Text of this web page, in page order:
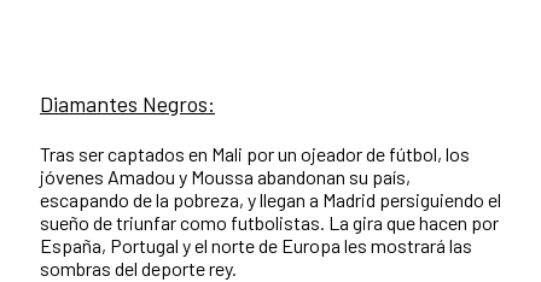
Diamantes Negros:
Tras ser captados en Mali por un ojeador de fútbol, los
jóvenes Amadou y Moussa abandonan su país,
escapando de la pobreza, y llegan a Madrid persiguiendo el
sueño de triunfar como futbolistas. La gira que hacen por
España, Portugal y el norte de Europa les mostrará las
sombras del deporte rey.